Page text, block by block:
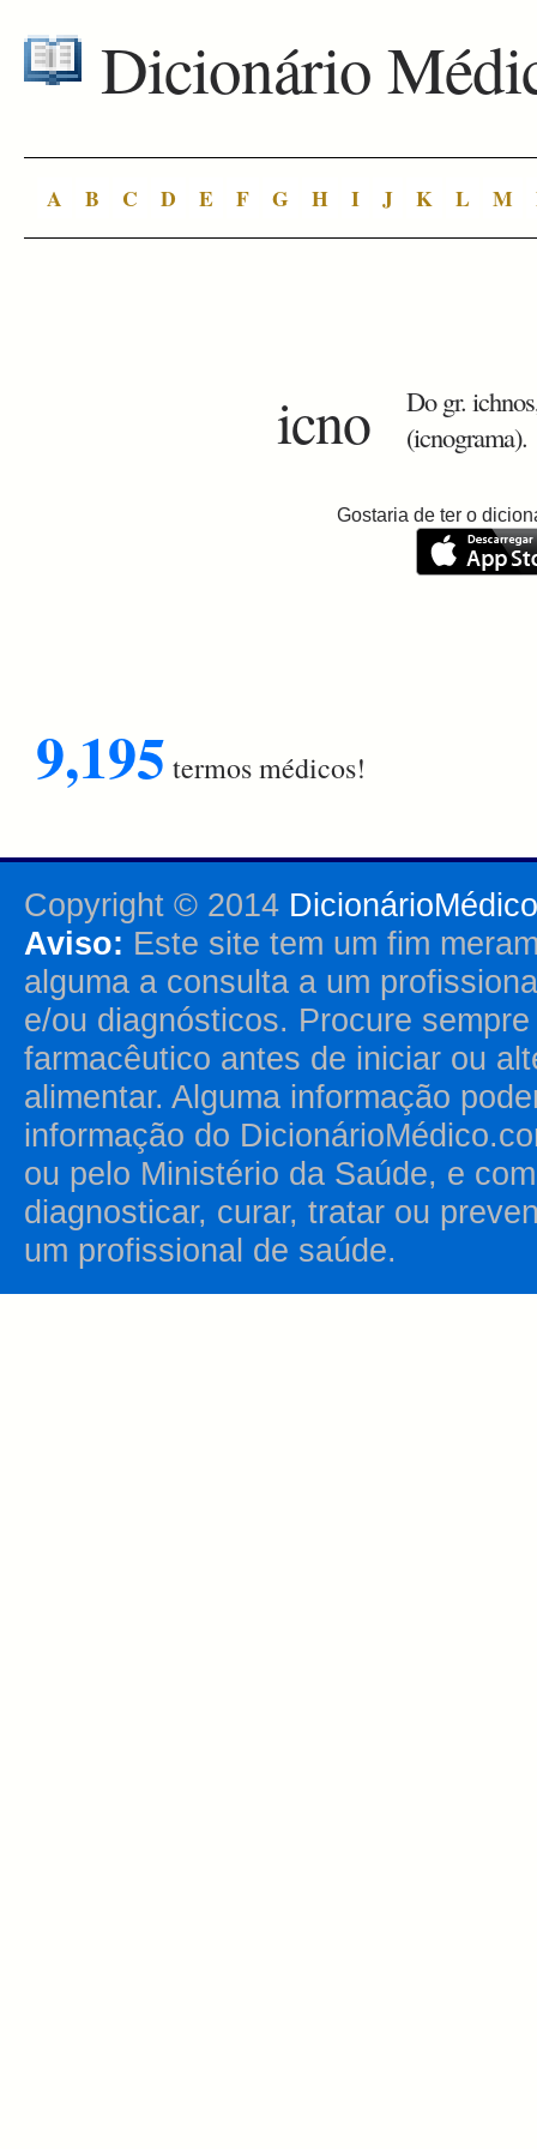
Dicionário
A B C D E F G H I J K L M
icno
Do gr.
(icnograma).
Gostaria de ter o
9,195 termos médicos!
Copyright © 2014
Aviso: Este site tem um fim
alguma a consulta a um
e/ou diagnósticos. Procure
farmacêutico antes de iniciar ou
alimentar. Alguma informação
informação do
ou pelo Ministério da Saúde, e
diagnosticar, curar, tratar ou
um profissional de saúde.